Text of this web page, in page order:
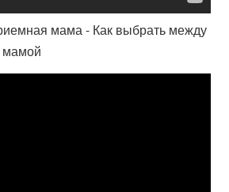
мама - Как выбрать между
мамой